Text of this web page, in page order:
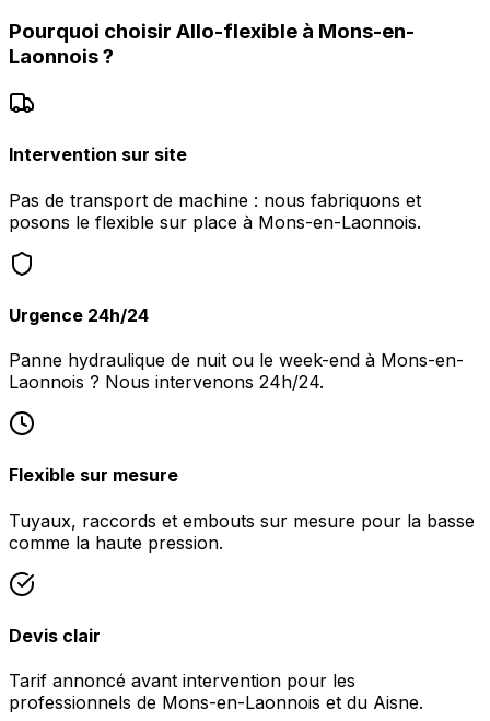
Pourquoi choisir Allo-flexible à Mons-en-
Laonnois?
Intervention sur site
Pas de transport de machine : nous fabriquons et
posons le flexible sur place à Mons-en-Laonnois.
Urgence 24h/24
Panne hydraulique de nuit ou le week-end à Mons-en-
Laonnois ? Nous intervenons 24h/24.
Flexible sur mesure
Tuyaux, raccords et embouts sur mesure pour la basse
comme la haute pression.
Devis clair
Tarif annoncé avant intervention pour les
professionnels de Mons-en-Laonnois et du Aisne.